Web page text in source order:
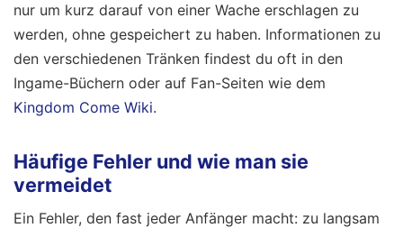
nur um kurz darauf von einer Wache erschlagen zu
werden, ohne gespeichert zu haben. Informationen zu
den verschiedenen Tränken findest du oft in den
Ingame-Büchern oder auf Fan-Seiten wie dem
Kingdom Come Wiki.
Häufige Fehler und wie man sie
vermeidet
Ein Fehler, den fast jeder Anfänger macht: zu langsam